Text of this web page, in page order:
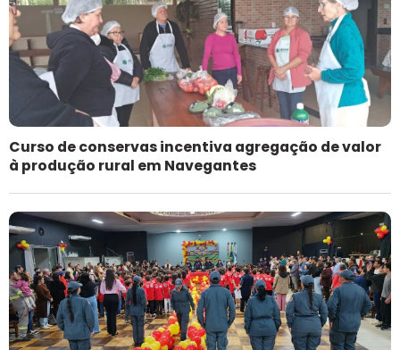
Curso de conservas incentiva agregação de valor
à produção rural em Navegantes